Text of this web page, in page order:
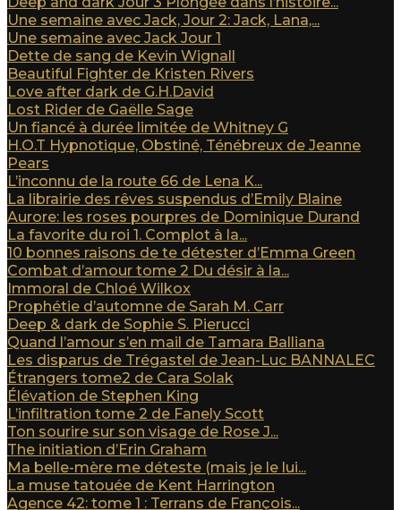
Une semaine avec Jack, Jour 2: Jack, Lana,...
Une semaine avec Jack Jour 1
Dette de sang de Kevin Wignall
Beautiful Fighter de Kristen Rivers
Love after dark de G.H.David
Lost Rider de Gaëlle Sage
Un fiancé à durée limitée de Whitney G
H.O.T Hypnotique, Obstiné, Ténébreux de Jeanne
Pears
L’inconnu de la route 66 de Lena K...
La librairie des rêves suspendus d’Emily Blaine
Aurore: les roses pourpres de Dominique Durand
La favorite du roi 1. Complot à la...
10 bonnes raisons de te détester d’Emma Green
Combat d’amour tome 2 Du désir à la...
Immoral de Chloé Wilkox
Prophétie d’automne de Sarah M. Carr
Deep & dark de Sophie S. Pierucci
Quand l’amour s’en mail de Tamara Balliana
Les disparus de Trégastel de Jean-Luc BANNALEC
Étrangers tome2 de Cara Solak
Élévation de Stephen King
L’infiltration tome 2 de Fanely Scott
Ton sourire sur son visage de Rose J...
The initiation d’Erin Graham
Ma belle-mère me déteste (mais je le lui...
La muse tatouée de Kent Harrington
Agence 42: tome 1 : Terrans de François...